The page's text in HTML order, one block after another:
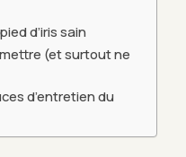
d’iris sain
(et surtout ne
d’entretien du